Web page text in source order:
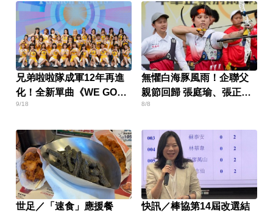
兄弟啦啦隊成軍12年再進
化！全新單曲《WE GOT
YOU》大巨蛋首發
9/18
無懼白海豚風雨！企聯父
親節回歸 張庭瑜、張正韋
用勝利感謝老爸
8/8
世足／「速食」應援餐
快訊／棒協第14屆改選結